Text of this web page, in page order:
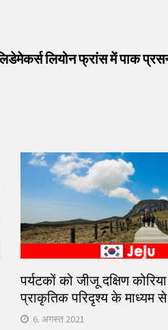
लियोन फ्रांस में पाक
पर्यटकों को जीजू दक्षिण
प्राकृतिक परिदृश्य के माध्यम से
6. अगस्त 2021